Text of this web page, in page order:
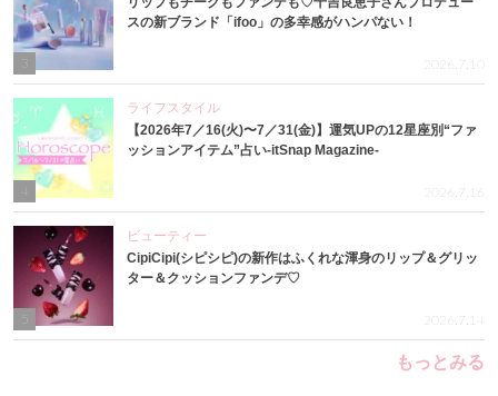
3
スの新ブランド「ifoo」の多幸感がハンパない！
2026.7.10
4
ライフスタイル
【2026年7／16(火)〜7／31(金)】運気UPの12星座別“ファ
ッションアイテム”占い-itSnap Magazine-
2026.7.16
ビューティー
CipiCipi(シピシピ)の新作はふくれな渾身のリップ＆グリッ
ター＆クッションファンデ♡
2026.7.14
もっとみる